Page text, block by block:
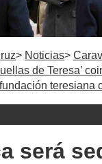
Noticias
de Teresa’
teresiana
será